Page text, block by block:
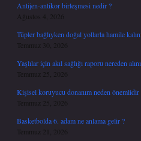
Antijen-antikor birleşmesi nedir ?
Ağustos 4, 2026
Tüpler bağlıyken doğal yollarla hamile
Temmuz 30, 2026
Yaşlılar için akıl sağlığı raporu nereden
Temmuz 25, 2026
Kişisel koruyucu donanım neden önemlidir
Temmuz 25, 2026
Basketbolda 6. adam ne anlama gelir ?
Temmuz 21, 2026